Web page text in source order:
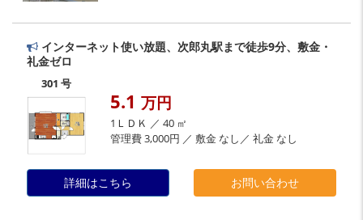
インターネット使い放題、次郎丸駅まで徒歩9分、敷金・
礼金ゼロ
301 号
5.1 万円
1ＬＤＫ ／ 40 ㎡
管理費 3,000円 ／ 敷金 なし／ 礼金 なし
詳細はこちら お問い合わせ